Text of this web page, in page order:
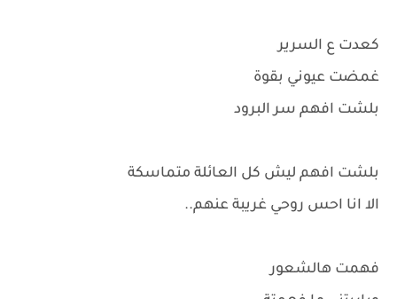
كعدت ع السرير
غمضت عيوني بقوة
بلشت افهم سر البرود
بلشت افهم ليش كل العائلة متماسكة
الا انا احس روحي غريبة عنهم..
فهمت هالشعور